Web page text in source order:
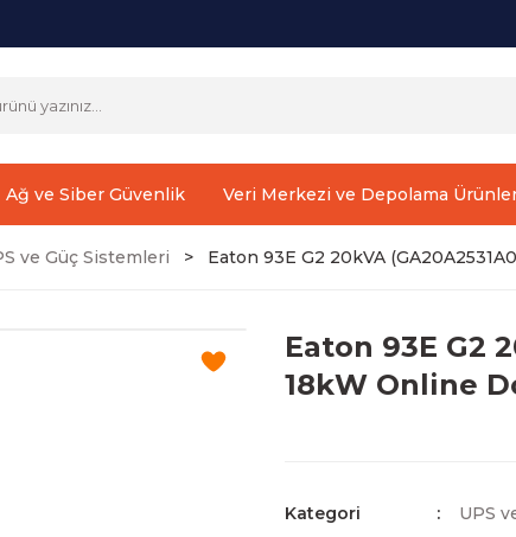
Ağ ve Siber Güvenlik Veri Merkezi ve Depolama
ve Güç Sistemleri Eaton 93E G2 20kVA
Eaton 93E G2
18kW Online
Kategori
UPS